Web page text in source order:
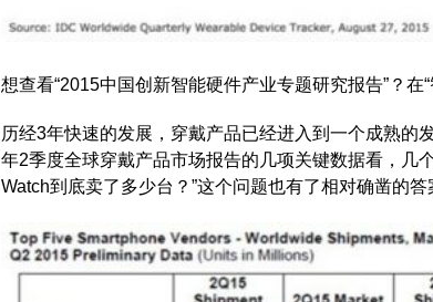
想查看“2015中国创新智能硬件产业专题研究报告”？在“
历经3年快速的发展，穿戴产品已经进入到一个成熟的
年2季度全球穿戴产品市场报告的几项关键数据看，几
Watch到底卖了多少台？”这个问题也有了相对确凿的答